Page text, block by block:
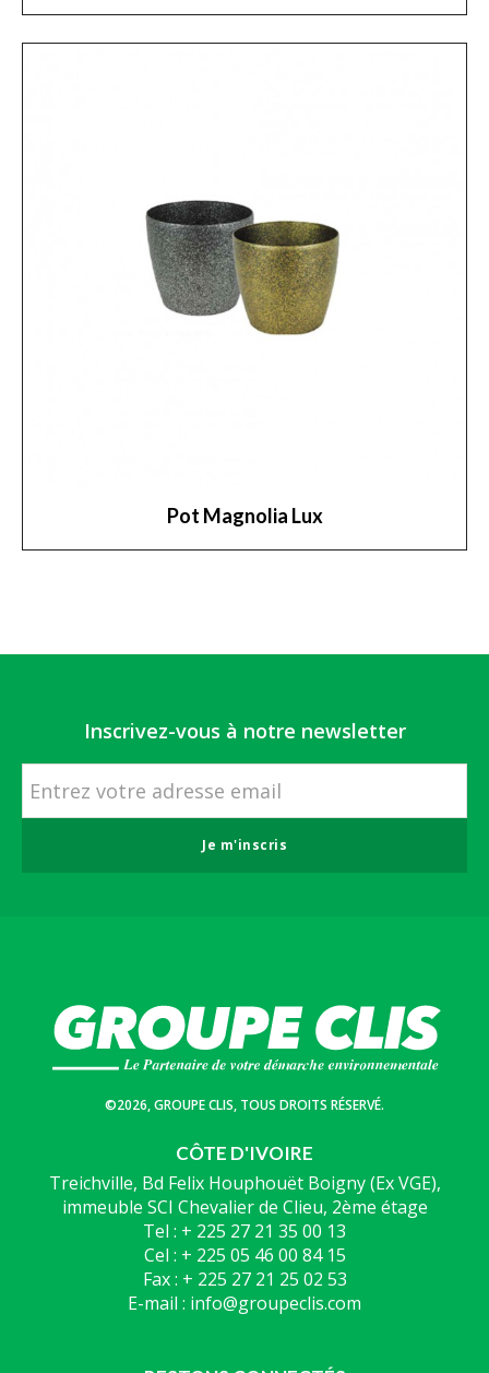
Pot Magnolia Lux
Inscrivez-vous à notre newsletter
Je m'inscris
©2026, GROUPE CLIS, TOUS DROITS RÉSERVÉ.
CÔTE D'IVOIRE
Treichville, Bd Felix Houphouët Boigny (Ex VGE),
immeuble SCI Chevalier de Clieu, 2ème étage
Tel : + 225 27 21 35 00 13
Cel : + 225 05 46 00 84 15
Fax : + 225 27 21 25 02 53
E-mail : info@groupeclis.com